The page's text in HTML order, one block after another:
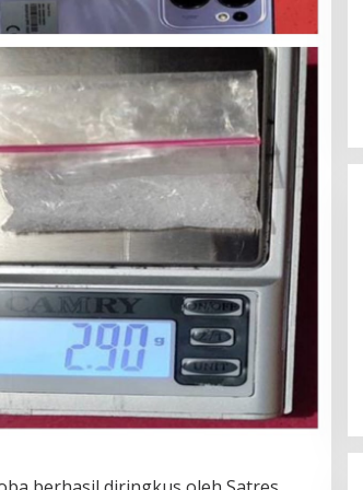
Ini Dia Hubungan Partai Garuda
dengan Gerindra
Di Berita Utama, Politik | 19 Februari 2018